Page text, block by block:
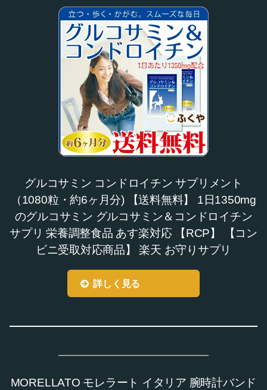
グルコサミン コンドロイチン サプリメント
（1080粒・約6ヶ月分) 【送料無料】 1日1350mg
のグルコサミン グルコサミン＆コンドロイチン
サプリ 栄養調整食品 あす楽対応 【RCP】 【コン
ビニ受取対応商品】 楽天 お守りサプリ
詳しく見る
MORELLATO モレラート イタリア 腕時計バンド